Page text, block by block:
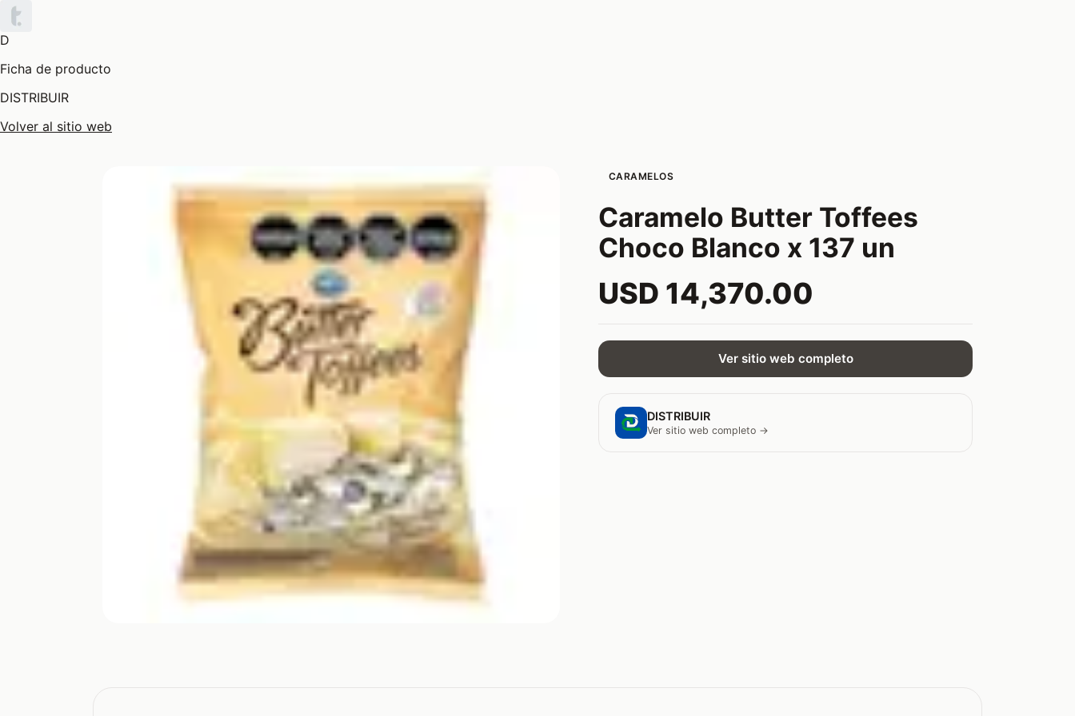
D
Ficha de producto
DISTRIBUIR
Volver al sitio web
CARAMELOS
Caramelo Butter Toffees
Choco Blanco x 137 un
USD 14,370.00
Ver sitio web completo
DISTRIBUIR
Ver sitio web completo →